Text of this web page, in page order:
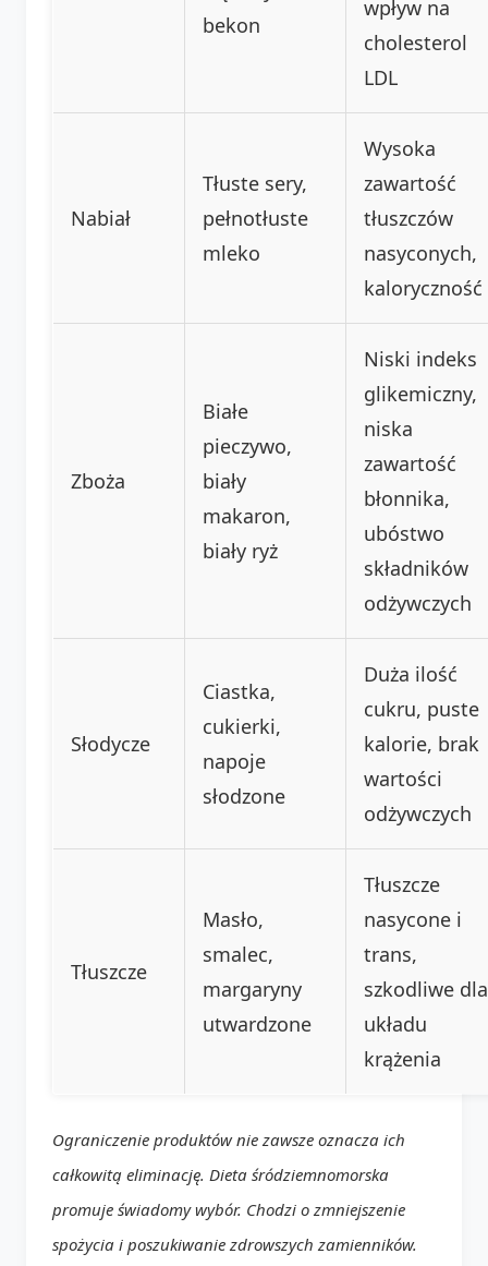
bekon
wpływ na
cholesterol
LDL
Nabiał
Tłuste sery,
pełnotłuste
mleko
Wysoka
zawartość
tłuszczów
nasyconych,
kaloryczność
Zboża
Białe
pieczywo,
biały
makaron,
biały ryż
Niski indeks
glikemiczny,
niska
zawartość
błonnika,
ubóstwo
składników
odżywczych
Słodycze
Ciastka,
cukierki,
napoje
słodzone
Duża ilość
cukru, puste
kalorie, brak
wartości
odżywczych
Tłuszcze
Masło,
smalec,
margaryny
utwardzone
Tłuszcze
nasycone i
trans,
szkodliwe dla
układu
krążenia
Ograniczenie produktów nie zawsze oznacza ich
całkowitą eliminację. Dieta śródziemnomorska
promuje świadomy wybór. Chodzi o zmniejszenie
spożycia i poszukiwanie zdrowszych zamienników.